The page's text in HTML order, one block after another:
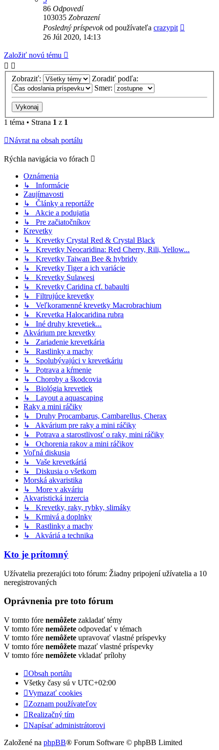
86 Odpovedí
103035 Zobrazení
Posledný príspevokod používateľa crazypit
26 Júl 2020, 14:13
Založiť novú tému
Zobraziť:
Zoradiť podľa:
Smer:
1 téma • Strana 1 z 1
Návrat na obsah portálu
Rýchla navigácia vo fórach
Oznámenia
↳ Informácie
Zaujímavosti
↳ Články a reportáže
↳ Akcie a podujatia
↳ Pre začiatočníkov
Krevetky
↳ Krevetky Crystal Red & Crystal Black
↳ Krevetky Neocaridina: Red Cherry, Rili, Yellow...
↳ Krevetky Taiwan Bee & hybridy
↳ Krevetky Tiger a ich variácie
↳ Krevetky Sulawesi
↳ Krevetky Caridina cf. babaulti
↳ Filtrujúce krevetky
↳ Veľkoramenné krevetky Macrobrachium
↳ Krevetka Halocaridina rubra
↳ Iné druhy krevetiek...
Akvárium pre krevetky
↳ Zariadenie krevetkária
↳ Rastlinky a machy
↳ Spolubývajúci v krevetkáriu
↳ Potrava a kŕmenie
↳ Choroby a škodcovia
↳ Biológia krevetiek
↳ Layout a aquascaping
Raky a mini ráčiky
↳ Druhy Procambarus, Cambarellus, Cherax
↳ Akvárium pre raky a mini ráčiky
↳ Potrava a starostlivosť o raky, mini ráčiky
↳ Ochorenia rakov a mini ráčikov
Voľná diskusia
↳ Vaše krevetkáriá
↳ Diskusia o všetkom
Morská akvaristika
↳ More v akváriu
Akvaristická inzercia
↳ Krevetky, raky, rybky, slimáky
↳ Krmivá a doplnky
↳ Rastlinky a machy
↳ Akváriá a technika
Kto je prítomný
Užívatelia prezerajúci toto fórum: Žiadny pripojení užívatelia a 10
neregistrovaných
Oprávnenia pre toto fórum
V tomto fóre nemôžete zakladať témy
V tomto fóre nemôžete odpovedať v témach
V tomto fóre nemôžete upravovať vlastné príspevky
V tomto fóre nemôžete mazať vlastné príspevky
V tomto fóre nemôžete vkladať prílohy
Obsah portálu
Všetky časy sú v UTC+02:00
Vymazať cookies
Zoznam používateľov
Realizačný tím
Napísať administrátorovi
Založené na phpBB® Forum Software © phpBB Limited